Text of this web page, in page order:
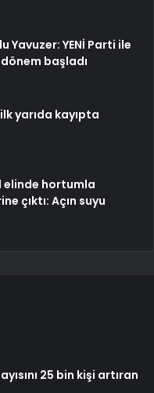
Yavuzer: YENİ Parti ile
başladı
yarıda kayıpta
elinde hortumla
çıktı: Açın suyu
25 bin kişi artıran